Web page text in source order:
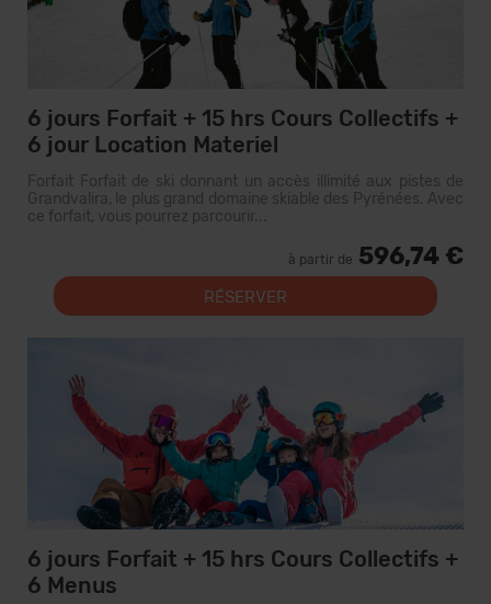
6 jours Forfait + 15 hrs Cours Collectifs +
6 jour Location Materiel
Forfait Forfait de ski donnant un accès illimité aux pistes de
Grandvalira, le plus grand domaine skiable des Pyrénées. Avec
ce forfait, vous pourrez parcourir...
à partir de 596,74 €
RÉSERVER
6 jours Forfait + 15 hrs Cours Collectifs +
6 Menus